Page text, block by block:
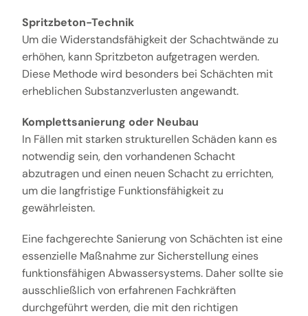
Spritzbeton-Technik
Um die Widerstandsfähigkeit der Schachtwände zu
erhöhen, kann Spritzbeton aufgetragen werden.
Diese Methode wird besonders bei Schächten mit
erheblichen Substanzverlusten angewandt.
Komplettsanierung oder Neubau
In Fällen mit starken strukturellen Schäden kann es
notwendig sein, den vorhandenen Schacht
abzutragen und einen neuen Schacht zu errichten,
um die langfristige Funktionsfähigkeit zu
gewährleisten.
Eine fachgerechte Sanierung von Schächten ist eine
essenzielle Maßnahme zur Sicherstellung eines
funktionsfähigen Abwassersystems. Daher sollte sie
ausschließlich von erfahrenen Fachkräften
durchgeführt werden, die mit den richtigen